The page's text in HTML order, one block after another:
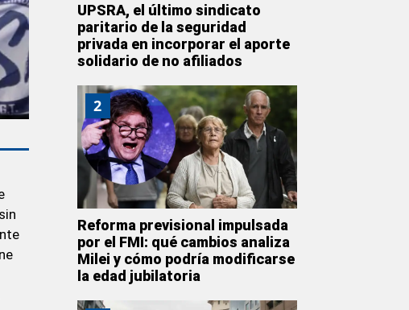
UPSRA, el último sindicato
paritario de la seguridad
privada en incorporar el aporte
solidario de no afiliados
2
Reforma previsional impulsada
por el FMI: qué cambios analiza
Milei y cómo podría modificarse
la edad jubilatoria